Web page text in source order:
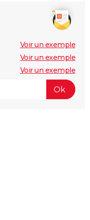
Voir un exemple
Voir un exemple
Voir un exemple